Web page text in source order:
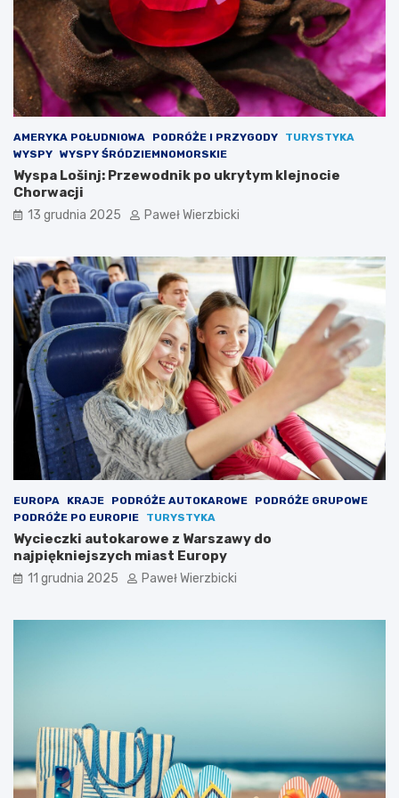
AMERYKA POŁUDNIOWA PODRÓŻE I PRZYGODY
TURYSTYKA
WYSPY WYSPY ŚRÓDZIEMNOMORSKIE
Wyspa Lošinj: Przewodnik po ukrytym klejnocie
Chorwacji
13 grudnia 2025 Paweł Wierzbicki
EUROPA KRAJE PODRÓŻE AUTOKAROWE
PODRÓŻE GRUPOWE
PODRÓŻE PO EUROPIE
TURYSTYKA
Wycieczki autokarowe z Warszawy do
najpiękniejszych miast Europy
11 grudnia 2025 Paweł Wierzbicki